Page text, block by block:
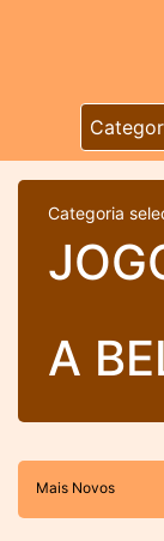
Categoria
A
Mais Novos